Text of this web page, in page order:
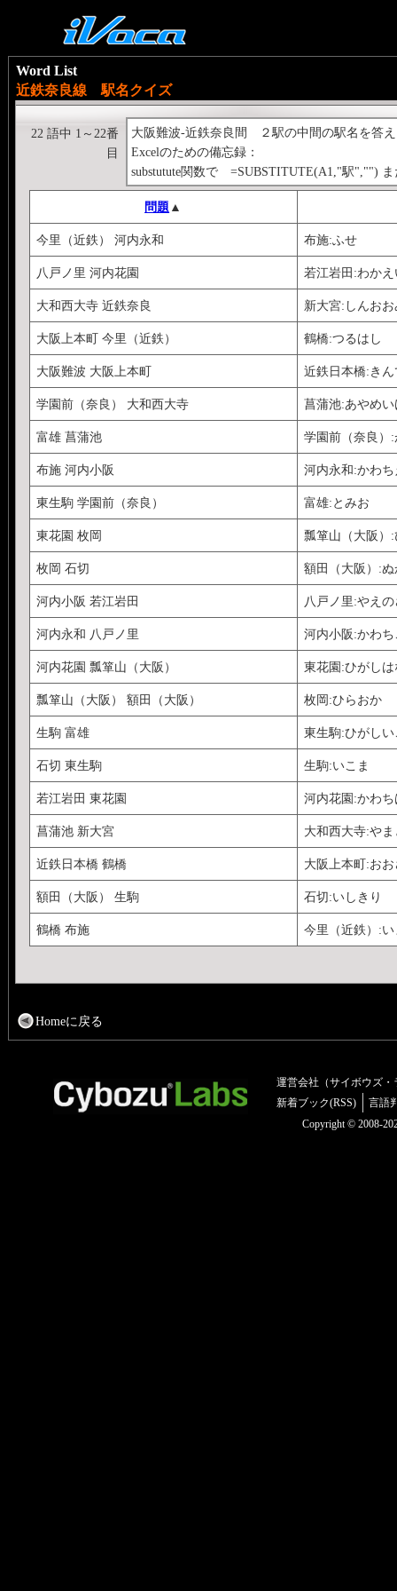
Word List
近鉄奈良線 駅名クイズ
大阪難波-近鉄奈良間 ２駅の中間の駅名を答
Excelのための備忘録：
substutute関数で =SUBSTITUTE(A1,"駅","")
22 語中 1～22番
目
問題 ▲
今里（近鉄） 河内永和 布施:ふせ
八戸ノ里 河内花園 若江岩田:わか
大和西大寺 近鉄奈良 新大宮:しんおお
大阪上本町 今里（近鉄） 鶴橋:つるはし
大阪難波 大阪上本町 近鉄日本橋:き
学園前（奈良） 大和西大寺 菖蒲池:あやめい
富雄 菖蒲池 学園前（奈良）
布施 河内小阪 河内永和:かわ
東生駒 学園前（奈良） 富雄:とみお
東花園 枚岡 瓢箪山（大阪）
枚岡 石切 額田（大阪）:ぬ
河内小阪 若江岩田 八戸ノ里:やえ
河内永和 八戸ノ里 河内小阪:かわ
河内花園 瓢箪山（大阪） 東花園:ひがし
瓢箪山（大阪） 額田（大阪） 枚岡:ひらおか
生駒 富雄 東生駒:ひがしい
石切 東生駒 生駒:いこま
若江岩田 東花園 河内花園:かわ
菖蒲池 新大宮 大和西大寺:や
近鉄日本橋 鶴橋 大阪上本町:お
額田（大阪） 生駒 石切:いしきり
鶴橋 布施 今里（近鉄）:
Homeに戻る
運営会社（サイボウズ・
新着ブック(RSS)
言語
Copyright © 2008-